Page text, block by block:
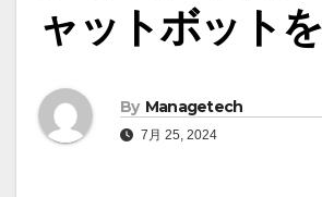
ャットボット
By Managetech
7月 25, 2024